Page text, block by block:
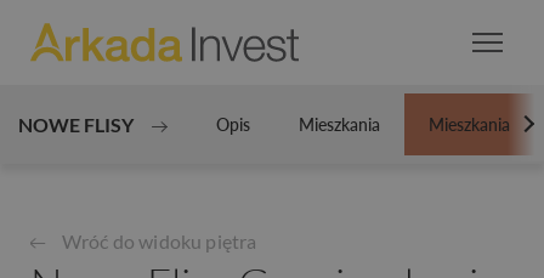
NOWE FLISY Opis Mieszkania Mieszkania
Wróć do widoku piętra